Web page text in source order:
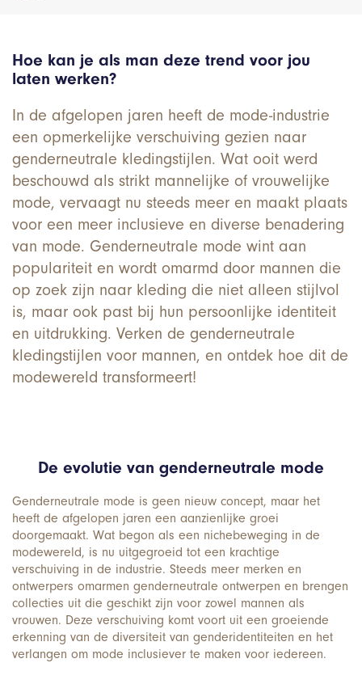
Hoe kan je als man deze trend voor jou
laten werken?
In de afgelopen jaren heeft de mode-industrie
een opmerkelijke verschuiving gezien naar
genderneutrale kledingstijlen. Wat ooit werd
beschouwd als strikt mannelijke of vrouwelijke
mode, vervaagt nu steeds meer en maakt plaats
voor een meer inclusieve en diverse benadering
van mode. Genderneutrale mode wint aan
populariteit en wordt omarmd door mannen die
op zoek zijn naar kleding die niet alleen stijlvol
is, maar ook past bij hun persoonlijke identiteit
en uitdrukking. Verken de genderneutrale
kledingstijlen voor mannen, en ontdek hoe dit de
modewereld transformeert!
De evolutie van genderneutrale mode
Genderneutrale mode is geen nieuw concept, maar het
heeft de afgelopen jaren een aanzienlijke groei
doorgemaakt. Wat begon als een nichebeweging in de
modewereld, is nu uitgegroeid tot een krachtige
verschuiving in de industrie. Steeds meer merken en
ontwerpers omarmen genderneutrale ontwerpen en brengen
collecties uit die geschikt zijn voor zowel mannen als
vrouwen. Deze verschuiving komt voort uit een groeiende
erkenning van de diversiteit van genderidentiteiten en het
verlangen om mode inclusiever te maken voor iedereen.